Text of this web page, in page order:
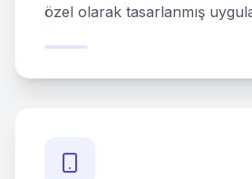
özel olarak tasarlanmış